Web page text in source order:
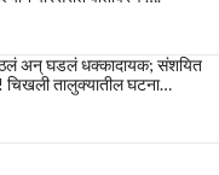
अन् घडलं धक्कादायक; संशयित
तालुक्यातील घटना…